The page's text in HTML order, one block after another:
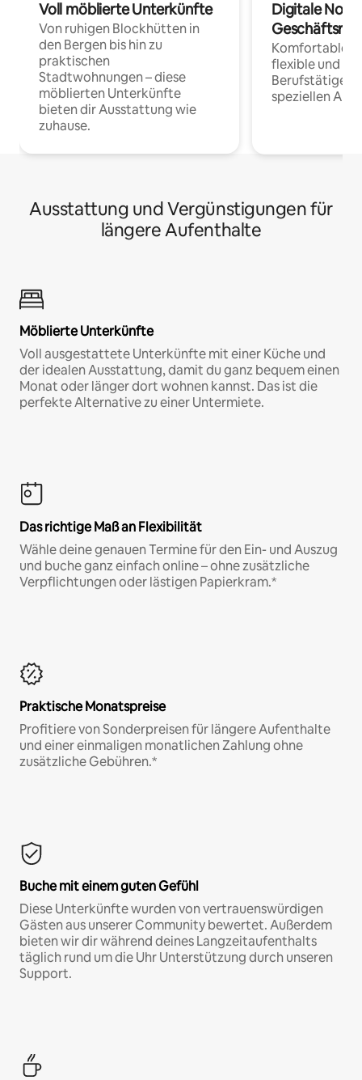
Voll möblierte Unterkünfte
Von ruhigen Blockhütten in
den Bergen bis hin zu
praktischen
Stadtwohnungen – diese
möblierten Unterkünfte
bieten dir Ausstattung wie
zuhause.
Digitale
Komfortable
flexible und
Berufstätige
speziellen
Ausstattung und Vergünstigungen für
längere Aufenthalte
Möblierte Unterkünfte
Voll ausgestattete Unterkünfte mit einer Küche und
der idealen Ausstattung, damit du ganz bequem einen
Monat oder länger dort wohnen kannst. Das ist die
perfekte Alternative zu einer Untermiete.
Das richtige Maß an Flexibilität
Wähle deine genauen Termine für den Ein- und Auszug
und buche ganz einfach online – ohne zusätzliche
Verpflichtungen oder lästigen Papierkram.*
Praktische Monatspreise
Profitiere von Sonderpreisen für längere Aufenthalte
und einer einmaligen monatlichen Zahlung ohne
zusätzliche Gebühren.*
Buche mit einem guten Gefühl
Diese Unterkünfte wurden von vertrauenswürdigen
Gästen aus unserer Community bewertet. Außerdem
bieten wir dir während deines Langzeitaufenthalts
täglich rund um die Uhr Unterstützung durch unseren
Support.